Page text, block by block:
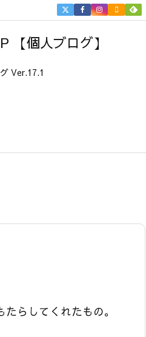
【個人ブログ】
Ver.17.1


らしてくれたもの。